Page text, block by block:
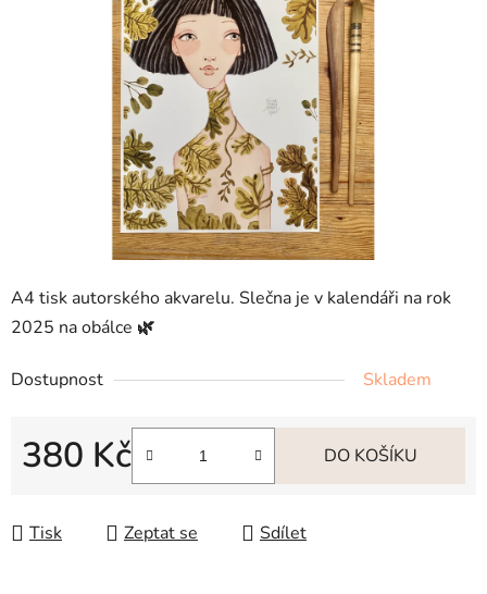
A4 tisk autorského akvarelu. Slečna je v kalendáři na rok
2025 na obálce 🌿
Dostupnost Skladem
380 Kč DO KOŠÍKU
Tisk Zeptat se Sdílet